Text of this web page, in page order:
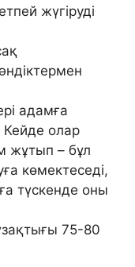
жүгіруді
адамға
олар
жұтып – бұл
көмектеседі,
түскенде оны
75-80